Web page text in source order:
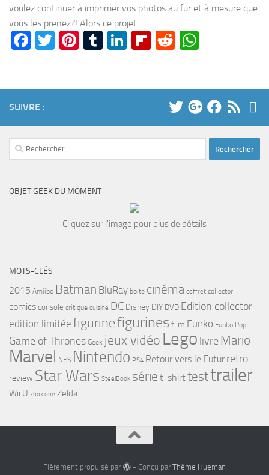
voulez continuer à imprimer vos photos au fur et à mesure que
vous les prenez?! Alors ce projet...
Facebook
Twitter
Pinterest
Tumblr
LinkedIn
Flipboard
Reddit
SUIVRE :
Rechercher :
OBJET GEEK DU MOMENT
Cliquez sur l'image pour plus de détails
MOTS-CLÉS
2015 Amiibo Batman BluRay boite cinéma coffret collector
comics console critique cuisine DC Disney DIY DVD Edition collector
edition limitée figurinefigurines film Funko Funko Pop
Game of Thrones Geek jeux vidéo Lego livre Mario
Marvel NES Nintendo PS4 Retour vers le Futur retro
review Star Wars SteelBook série t-shirttesttrailer
Wii U xbox one Zelda
Fièrement propulsé par - Conçu par Thème Hueman